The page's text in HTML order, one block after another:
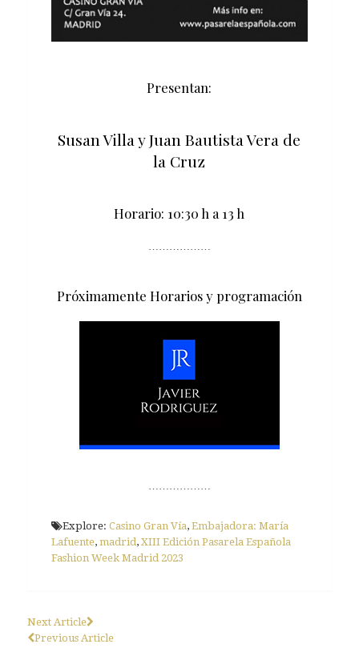
Presentan:
Susan Villa y Juan Bautista Vera de
la Cruz
Horario: 10:30 h a 13 h
………………
Próximamente Horarios y programación
………………
Explore: Casino Gran Vía, Embajadora: María
Lafuente, madrid, XIII Edición Pasarela Española
Fashion Week Madrid 2023
Next Article
Previous Article